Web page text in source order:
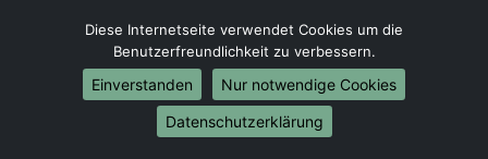
Umzug von Wuppertal nach Norwegen
Umzüge-Deutschlandweit
Umzug von Wuppertal nach Berlin
Umzug von Wuppertal nach Hamburg
Diese Internetseite verwendet Cookies um die
Benutzerfreundlichkeit zu verbessern.
Einverstanden
Nur notwendige Cookies
Datenschutzerklärung